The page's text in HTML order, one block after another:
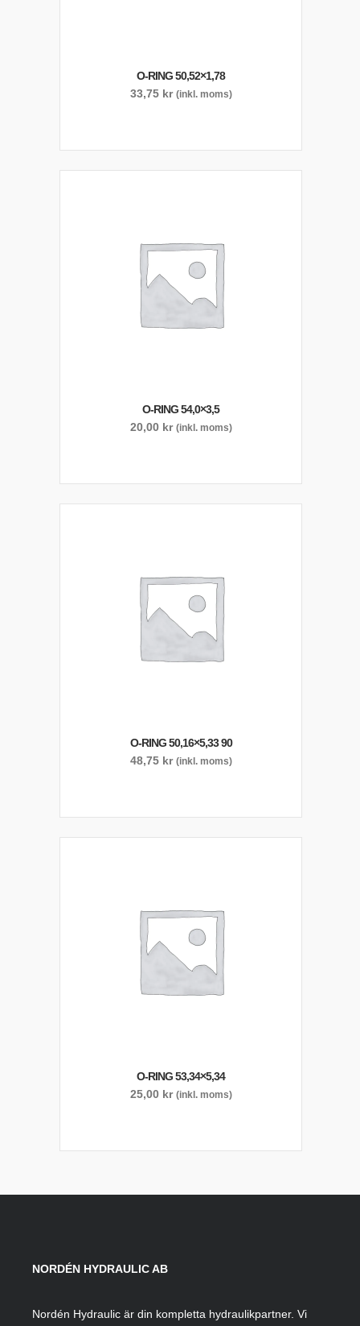
O-RING 50,52×1,78
33,75 kr (inkl. moms)
O-RING 54,0×3,5
20,00 kr (inkl. moms)
O-RING 50,16×5,33 90
48,75 kr (inkl. moms)
O-RING 53,34×5,34
25,00 kr (inkl. moms)
NORDÉN HYDRAULIC AB
Nordén Hydraulic är din kompletta hydraulikpartner. Vi